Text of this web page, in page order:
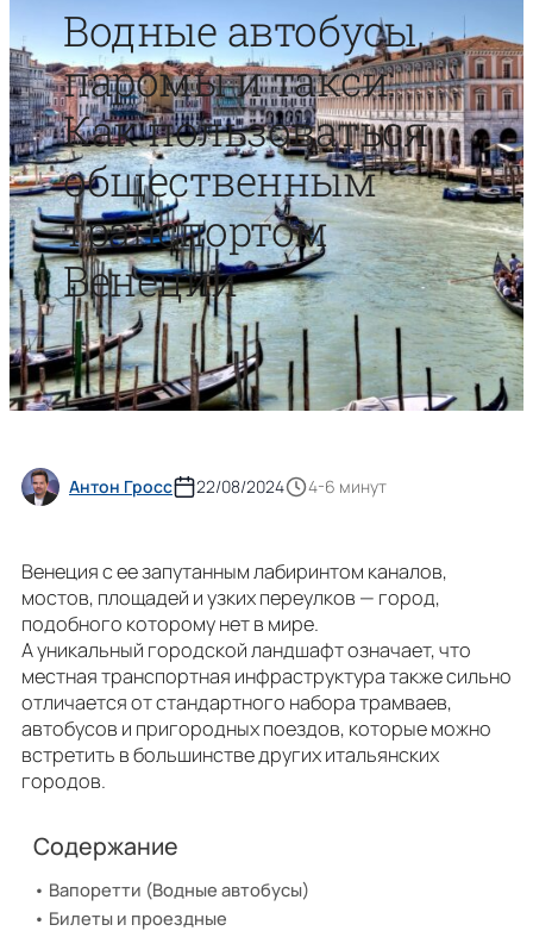
Водные автобусы,
паромы и такси:
Как пользоваться
общественным
транспортом
Венеции
Антон Гросс 22/08/2024 4-6 минут
Венеция с ее запутанным лабиринтом каналов,
мостов, площадей и узких переулков — город,
подобного которому нет в мире.
А уникальный городской ландшафт означает, что
местная транспортная инфраструктура также сильно
отличается от стандартного набора трамваев,
автобусов и пригородных поездов, которые можно
встретить в большинстве других итальянских
городов.
Содержание
Вапоретти (Водные автобусы)
Билеты и проездные